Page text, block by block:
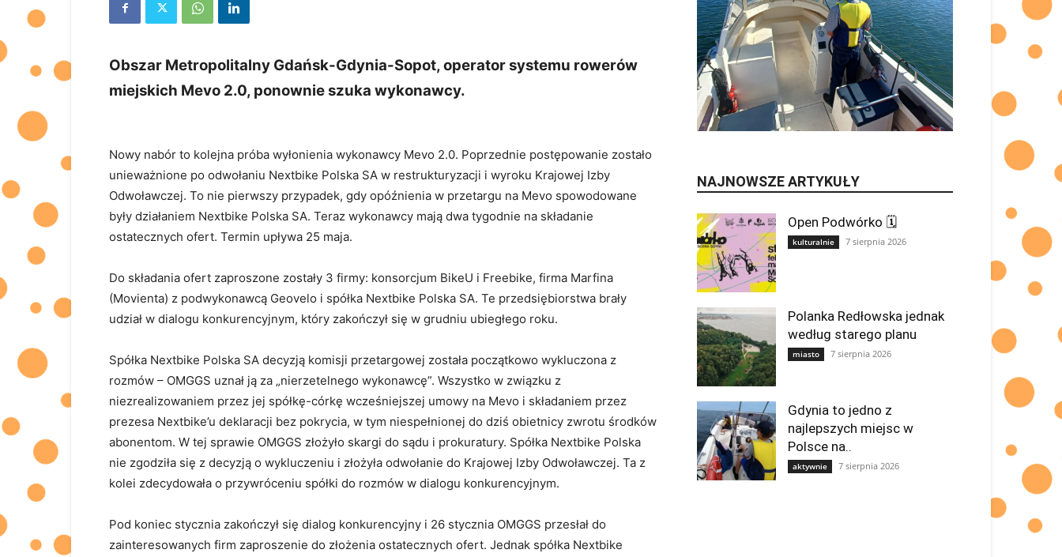
Obszar Metropolitalny Gdańsk-Gdynia-Sopot, operator systemu rowerów
miejskich Mevo 2.0, ponownie szuka wykonawcy.
Nowy nabór to kolejna próba wyłonienia wykonawcy Mevo 2.0. Poprzednie postępowanie zostało
unieważnione po odwołaniu Nextbike Polska SA w restrukturyzacji i wyroku Krajowej Izby
Odwoławczej. To nie pierwszy przypadek, gdy opóźnienia w przetargu na Mevo spowodowane
były działaniem Nextbike Polska SA. Teraz wykonawcy mają dwa tygodnie na składanie
ostatecznych ofert. Termin upływa 25 maja.
Do składania ofert zaproszone zostały 3 firmy: konsorcjum BikeU i Freebike, firma Marfina
(Movienta) z podwykonawcą Geovelo i spółka Nextbike Polska SA. Te przedsiębiorstwa brały
udział w dialogu konkurencyjnym, który zakończył się w grudniu ubiegłego roku.
Spółka Nextbike Polska SA decyzją komisji przetargowej została początkowo wykluczona z
rozmów – OMGGS uznał ją za „nierzetelnego wykonawcę”. Wszystko w związku z
niezrealizowaniem przez jej spółkę-córkę wcześniejszej umowy na Mevo i składaniem przez
prezesa Nextbike’u deklaracji bez pokrycia, w tym niespełnionej do dziś obietnicy zwrotu środków
abonentom. W tej sprawie OMGGS złożyło skargi do sądu i prokuratury. Spółka Nextbike Polska
nie zgodziła się z decyzją o wykluczeniu i złożyła odwołanie do Krajowej Izby Odwoławczej. Ta z
kolei zdecydowała o przywróceniu spółki do rozmów w dialogu konkurencyjnym.
Pod koniec stycznia zakończył się dialog konkurencyjny i 26 stycznia OMGGS przesłał do
zainteresowanych firm zaproszenie do złożenia ostatecznych ofert. Jednak spółka Nextbike
NAJNOWSZE ARTYKUŁY
Open Podwórko 🗓
kulturalnie 7 sierpnia 2026
Polanka Redłowska jednak
według starego planu
miasto 7 sierpnia 2026
Gdynia to jedno z
najlepszych miejsc w
Polsce na..
aktywnie 7 sierpnia 2026